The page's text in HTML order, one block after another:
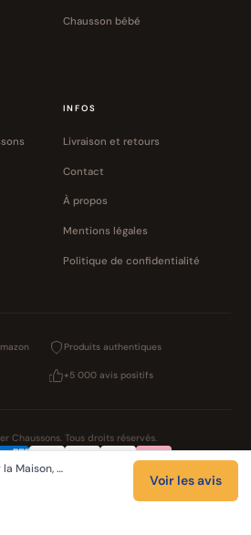
Chausson bébé
INFOS
Livraison et retours
Contact
À propos
Mentions légales
Politique de confidentialité
Produits authentiques
+5 000 avis positifs
Chaussons. Tous droits réservés.
CGVCookies
Maison, …
Voir les avis